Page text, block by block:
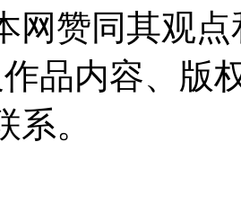
网赞同其观
品内容、版
。